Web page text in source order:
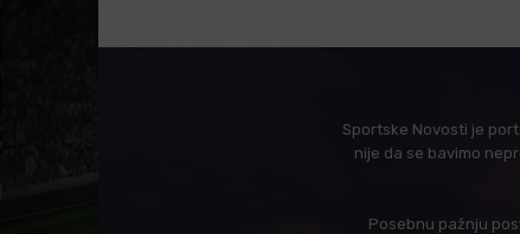
Sportske Novosti je
nije da se bavimo
Posebnu pažnju